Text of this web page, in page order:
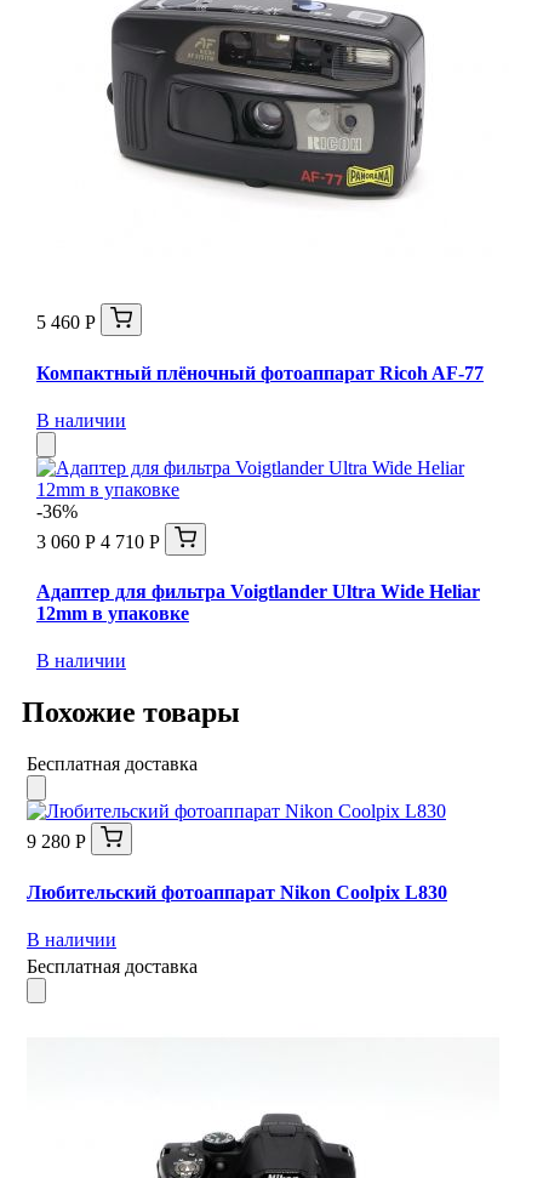
5 460 Р
Компактный плёночный фотоаппарат Ricoh AF-77
В наличии
-36%
3 060 Р 4 710 Р
Адаптер для фильтра Voigtlander Ultra Wide Heliar
12mm в упаковке
В наличии
Похожие товары
Бесплатная доставка
9 280 Р
Любительский фотоаппарат Nikon Coolpix L830
В наличии
Бесплатная доставка